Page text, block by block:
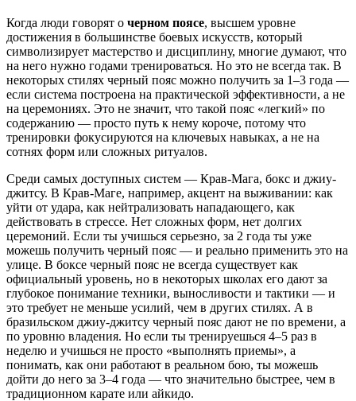
Когда люди говорят о черном поясе, высшем уровне
достижения в большинстве боевых искусств, который
символизирует мастерство и дисциплину, многие думают, что
на него нужно годами тренироваться. Но это не всегда так. В
некоторых стилях черный пояс можно получить за 1–3 года —
если система построена на практической эффективности, а не
на церемониях. Это не значит, что такой пояс «легкий» по
содержанию — просто путь к нему короче, потому что
тренировки фокусируются на ключевых навыках, а не на
сотнях форм или сложных ритуалов.
Среди самых доступных систем — Крав-Мага, бокс и джиу-
джитсу. В Крав-Маге, например, акцент на выживании: как
уйти от удара, как нейтрализовать нападающего, как
действовать в стрессе. Нет сложных форм, нет долгих
церемоний. Если ты учишься серьезно, за 2 года ты уже
можешь получить черный пояс — и реально применить это на
улице. В боксе черный пояс не всегда существует как
официальный уровень, но в некоторых школах его дают за
глубокое понимание техники, выносливости и тактики — и
это требует не меньше усилий, чем в других стилях. А в
бразильском джиу-джитсу черный пояс дают не по времени, а
по уровню владения. Но если ты тренируешься 4–5 раз в
неделю и учишься не просто «выполнять приемы», а
понимать, как они работают в реальном бою, ты можешь
дойти до него за 3–4 года — что значительно быстрее, чем в
традиционном карате или айкидо.